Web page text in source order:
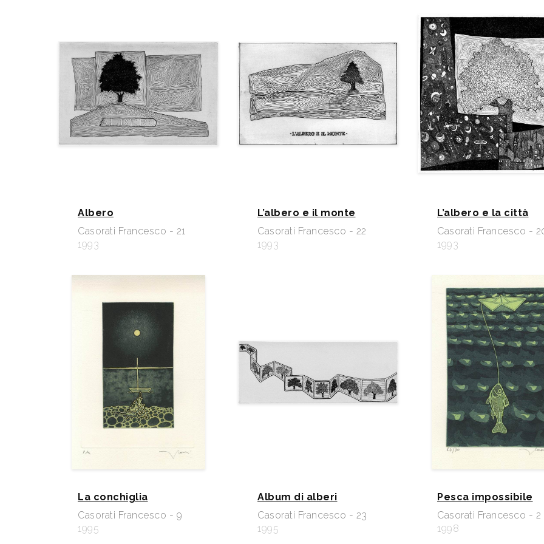
Albero
Casorati Francesco - 21
1993
L’albero e il monte
Casorati Francesco - 22
1993
L’albero e la città
Casorati Francesco -
1993
La conchiglia
Casorati Francesco - 9
1995
Album di alberi
Casorati Francesco - 23
1995
Pesca impossibile
Casorati Francesco - 2
1998